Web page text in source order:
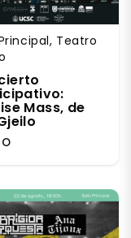
Teatro
Mass, de